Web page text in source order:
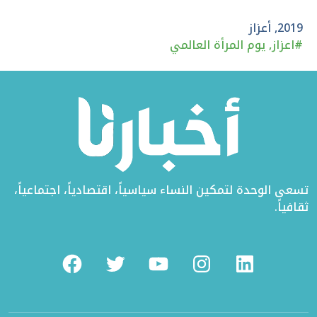
تويترالفيسبوك
إن
2019
,أعزاز
#اعزاز,يوم المرأة العالمي
تسعى الوحدة لتمكين النساء سياسياً، اقتصادياً، اجتماعياً،
ثقافياً.
FacebookTwitterYoutubeInstagramLinkedin